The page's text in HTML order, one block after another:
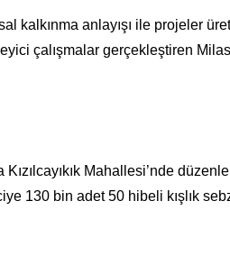
kalkınma anlayışı ile projeler
çalışmalar gerçekleştiren
Mahallesi’nde
130 bin adet 50 hibeli kışlık